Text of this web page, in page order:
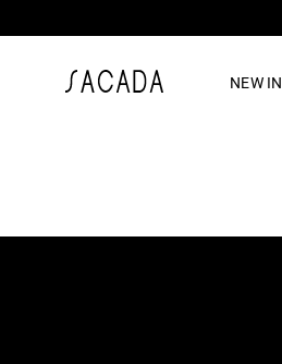
NEW IN
vestido midi
7º macacão